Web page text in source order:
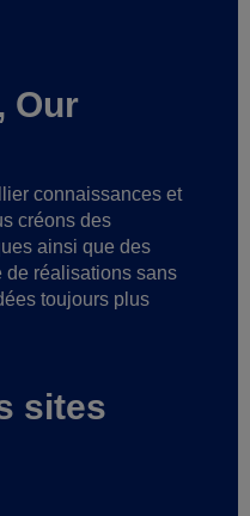
Our
connaissances et
créons des
ainsi que des
de réalisations sans
toujours plus
sites